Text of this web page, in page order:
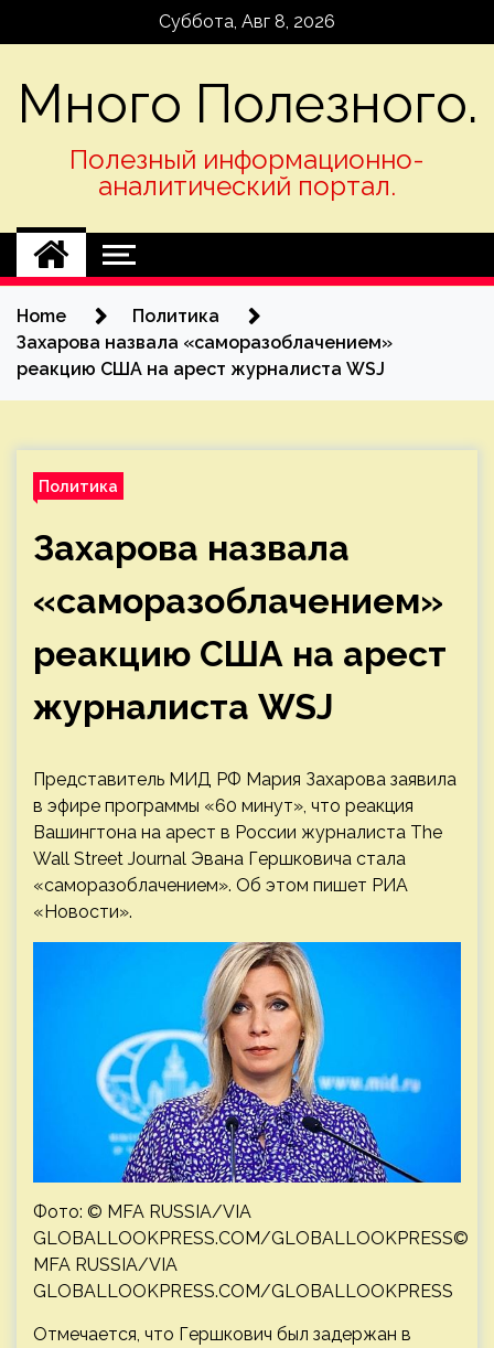
Суббота, Авг 8, 2026
Много Полезного.
Полезный информационно-
аналитический портал.
Home
Политика
Захарова назвала «саморазоблачением»
реакцию США на арест журналиста WSJ
Политика
Захарова назвала
«саморазоблачением»
реакцию США на арест
журналиста WSJ
Представитель МИД РФ Мария Захарова заявила
в эфире программы «60 минут», что реакция
Вашингтона на арест в России журналиста The
Wall Street Journal Эвана Гершковича стала
«саморазоблачением». Об этом пишет РИА
«Новости».
Фото: © MFA RUSSIA/VIA
GLOBALLOOKPRESS.COM/GLOBALLOOKPRESS©
MFA RUSSIA/VIA
GLOBALLOOKPRESS.COM/GLOBALLOOKPRESS
Отмечается, что Гершкович был задержан в